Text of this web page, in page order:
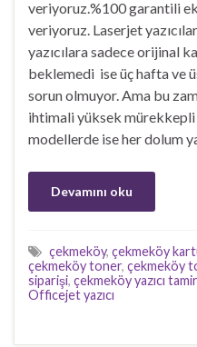
veriyoruz.%100 garantili
veriyoruz. Laserjet
yazıcılara sadece orijinal
beklemedi ise üç hafta ve
sorun olmuyor. Ama bu
ihtimali yüksek mürekkepli
modellerde ise her dolum
Devamını oku
çekmeköy, çekmeköy
çekmeköy toner, çekmeköy
siparişi, çekmeköy yazıcı
Officejet yazıcı